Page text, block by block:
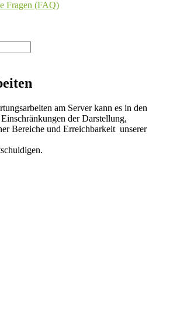
Fragen (FAQ)
am Server kann es in den
der Darstellung,
Bereiche und Erreichbarkeit unserer